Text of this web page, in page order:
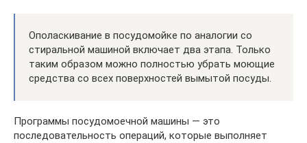
Ополаскивание в посудомойке по аналогии со
стиральной машиной включает два этапа. Только
таким образом можно полностью убрать моющие
средства со всех поверхностей вымытой посуды.
Программы посудомоечной машины — это
последовательность операций, которые выполняет